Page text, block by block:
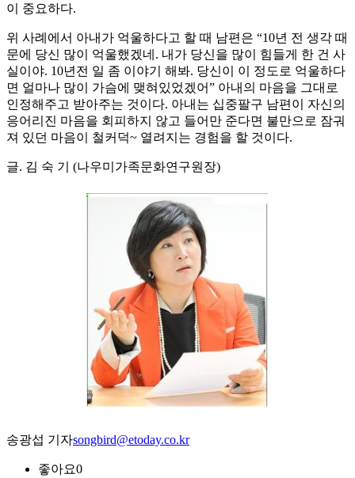
이 중요하다.
위 사례에서 아내가 억울하다고 할 때 남편은 “10년 전 생각 때
문에 당신 많이 억울했겠네. 내가 당신을 많이 힘들게 한 건 사
실이야. 10년전 일 좀 이야기 해봐. 당신이 이 정도로 억울하다
면 얼마나 많이 가슴에 맺혀있었겠어” 아내의 마음을 그대로
인정해주고 받아주는 것이다. 아내는 십중팔구 남편이 자신의
응어리진 마음을 회피하지 않고 들어만 준다면 불만으로 잠궈
져 있던 마음이 철커덕~ 열려지는 경험을 할 것이다.
글. 김 숙 기 (나우미가족문화연구원장)
송광섭 기자songbird@etoday.co.kr
좋아요0